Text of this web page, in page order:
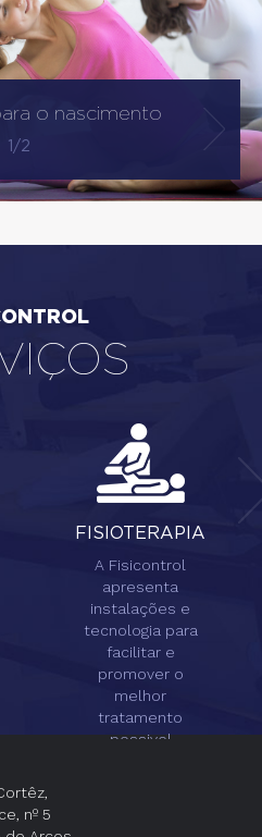
o nascimento
1/2
FISIOTERAPIA
A Fisicontrol
apresenta
instalações e
tecnologia para
facilitar e
promover o
melhor
tratamento
possivel
nº 5